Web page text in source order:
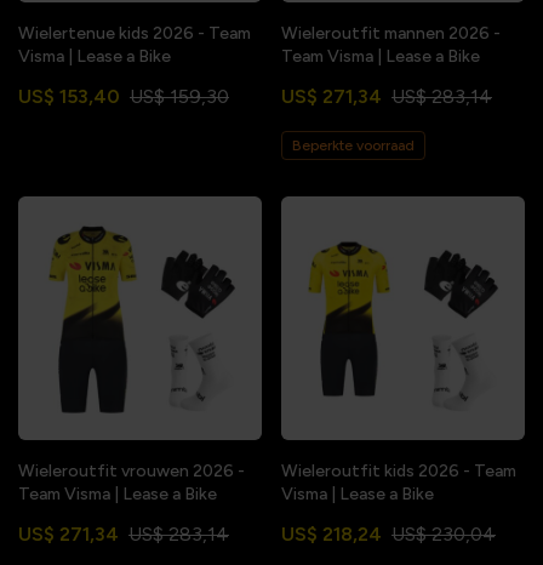
Wielertenue kids 2026 - Team
Visma | Lease a Bike
US$ 153,40 US$ 159,30
Wieleroutfit mannen 2026 -
Team Visma | Lease a Bike
US$ 271,34 US$ 283,14
Beperkte voorraad
Wieleroutfit vrouwen 2026 -
Team Visma | Lease a Bike
US$ 271,34 US$ 283,14
Wieleroutfit kids 2026 - Team
Visma | Lease a Bike
US$ 218,24 US$ 230,04